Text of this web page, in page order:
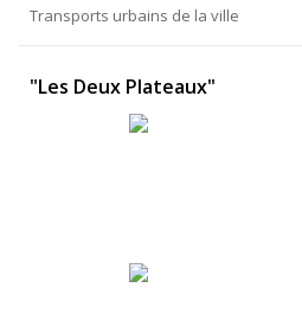
Transports urbains de la ville
"Les Deux Plateaux"